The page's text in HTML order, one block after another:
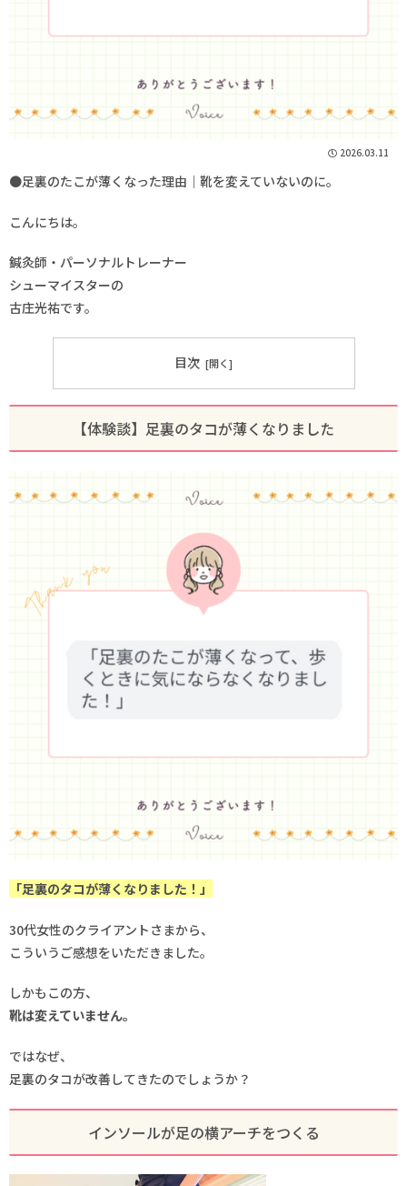
2026.03.11
●足裏のたこが薄くなった理由｜靴を変えていないのに。
こんにちは。
鍼灸師・パーソナルトレーナー
シューマイスターの
古庄光祐です。
目次
【体験談】足裏のタコが薄くなりました
「足裏のタコが薄くなりました！」
30代女性のクライアントさまから、
こういうご感想をいただきました。
しかもこの方、
靴は変えていません。
ではなぜ、
足裏のタコが改善してきたのでしょうか？
インソールが足の横アーチをつくる